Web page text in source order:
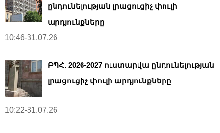
ընդունելության լրացուցիչ փուլի
արդյունքները
10:46-31.07.26
ԲՊՀ. 2026-2027 ուստարվա ընդունելության
լրացուցիչ փուլի արդյունքները
10:22-31.07.26